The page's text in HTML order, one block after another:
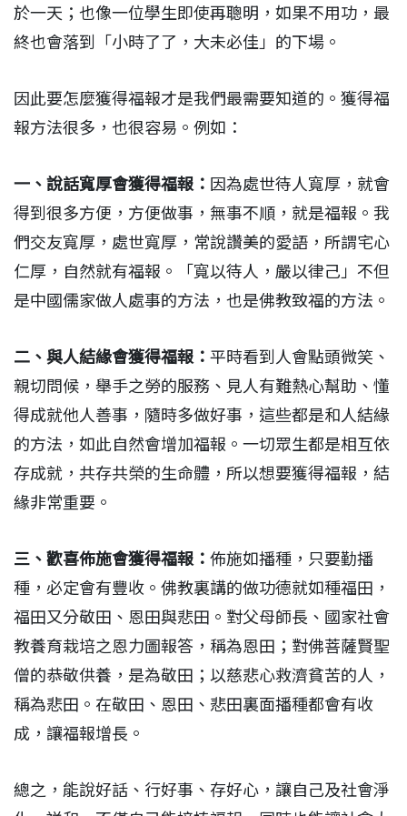
於一天；也像一位學生即使再聰明，如果不用功，最
終也會落到「小時了了，大未必佳」的下場。
因此要怎麼獲得福報才是我們最需要知道的。獲得福
報方法很多，也很容易。例如：
一、說話寬厚會獲得福報： 因為處世待人寬厚，就會
得到很多方便，方便做事，無事不順，就是福報。我
們交友寬厚，處世寬厚，常說讚美的愛語，所謂宅心
仁厚，自然就有福報。「寬以待人，嚴以律己」不但
是中國儒家做人處事的方法，也是佛教致福的方法。
二、與人結緣會獲得福報： 平時看到人會點頭微笑、
親切問候，舉手之勞的服務、見人有難熱心幫助、懂
得成就他人善事，隨時多做好事，這些都是和人結緣
的方法，如此自然會增加福報。一切眾生都是相互依
存成就，共存共榮的生命體，所以想要獲得福報，結
緣非常重要。
三、歡喜佈施會獲得福報： 佈施如播種，只要勤播
種，必定會有豐收。佛教裏講的做功德就如種福田，
福田又分敬田、恩田與悲田。對父母師長、國家社會
教養育栽培之恩力圖報答，稱為恩田；對佛菩薩賢聖
僧的恭敬供養，是為敬田；以慈悲心救濟貧苦的人，
稱為悲田。在敬田、恩田、悲田裏面播種都會有收
成，讓福報增長。
總之，能說好話、行好事、存好心，讓自己及社會淨